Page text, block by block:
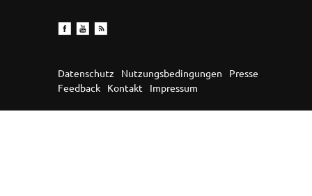
Datenschutz Nutzungsbedingungen
Presse
Feedback
Kontakt Impressum